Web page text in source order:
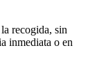
recogida, sin
inmediata o en